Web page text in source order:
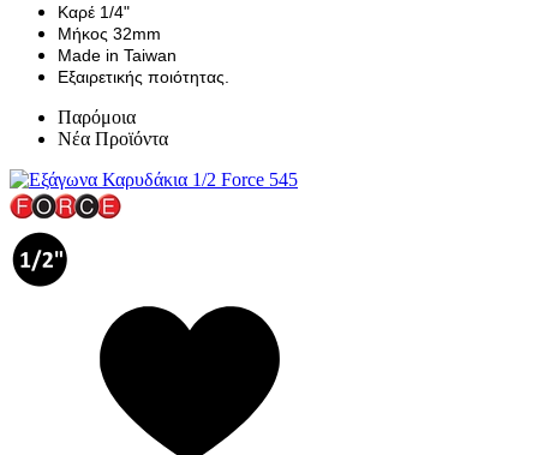
Καρέ 1/4"
Μήκος 32mm
Made in Taiwan
Εξαιρετικής ποιότητας.
Παρόμοια
Νέα Προϊόντα